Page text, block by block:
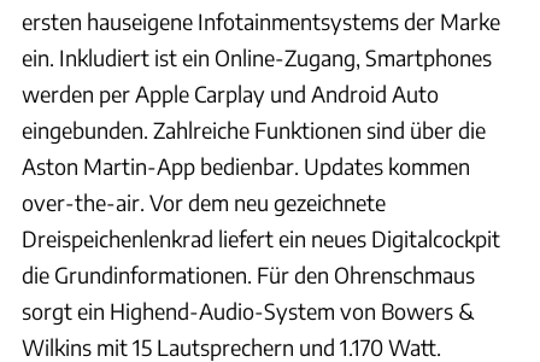
ersten hauseigene Infotainmentsystems der Marke
ein. Inkludiert ist ein Online-Zugang, Smartphones
werden per Apple Carplay und Android Auto
eingebunden. Zahlreiche Funktionen sind über die
Aston Martin-App bedienbar. Updates kommen
over-the-air. Vor dem neu gezeichnete
Dreispeichenlenkrad liefert ein neues Digitalcockpit
die Grundinformationen. Für den Ohrenschmaus
sorgt ein Highend-Audio-System von Bowers &
Wilkins mit 15 Lautsprechern und 1.170 Watt.